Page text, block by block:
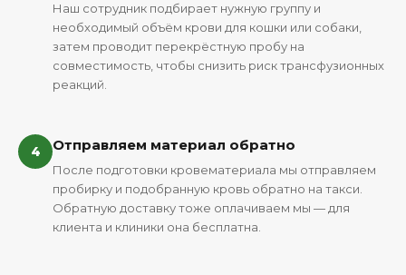
Наш сотрудник подбирает нужную группу и
необходимый объём крови для кошки или собаки,
затем проводит перекрёстную пробу на
совместимость, чтобы снизить риск трансфузионных
реакций.
4 Отправляем материал обратно
После подготовки кровематериала мы отправляем
пробирку и подобранную кровь обратно на такси.
Обратную доставку тоже оплачиваем мы — для
клиента и клиники она бесплатна.